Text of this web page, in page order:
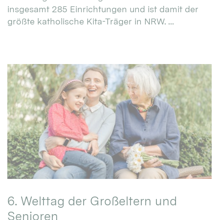
insgesamt 285 Einrichtungen und ist damit der
größte katholische Kita-Träger in NRW. ...
6. Welttag der Großeltern und
Senioren